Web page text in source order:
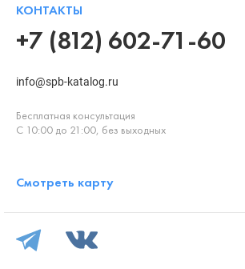
КОНТАКТЫ
+7 (812) 602-71-60
info@spb-katalog.ru
Бесплатная консультация
С 10:00 до 21:00, без выходных
Смотреть карту